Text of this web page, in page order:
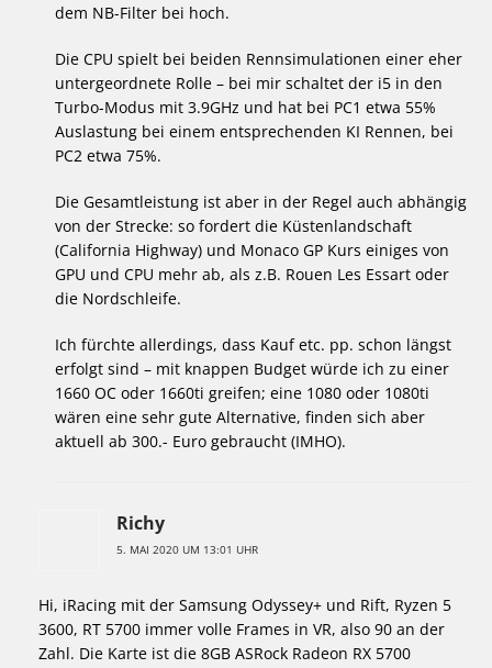
dem NB-Filter bei hoch.
Die CPU spielt bei beiden Rennsimulationen einer eher
untergeordnete Rolle – bei mir schaltet der i5 in den
Turbo-Modus mit 3.9GHz und hat bei PC1 etwa 55%
Auslastung bei einem entsprechenden KI Rennen, bei
PC2 etwa 75%.
Die Gesamtleistung ist aber in der Regel auch abhängig
von der Strecke: so fordert die Küstenlandschaft
(California Highway) und Monaco GP Kurs einiges von
GPU und CPU mehr ab, als z.B. Rouen Les Essart oder
die Nordschleife.
Ich fürchte allerdings, dass Kauf etc. pp. schon längst
erfolgt sind – mit knappen Budget würde ich zu einer
1660 OC oder 1660ti greifen; eine 1080 oder 1080ti
wären eine sehr gute Alternative, finden sich aber
aktuell ab 300.- Euro gebraucht (IMHO).
Richy
5. MAI 2020 UM 13:01 UHR
Hi, iRacing mit der Samsung Odyssey+ und Rift, Ryzen 5
3600, RT 5700 immer volle Frames in VR, also 90 an der
Zahl. Die Karte ist die 8GB ASRock Radeon RX 5700